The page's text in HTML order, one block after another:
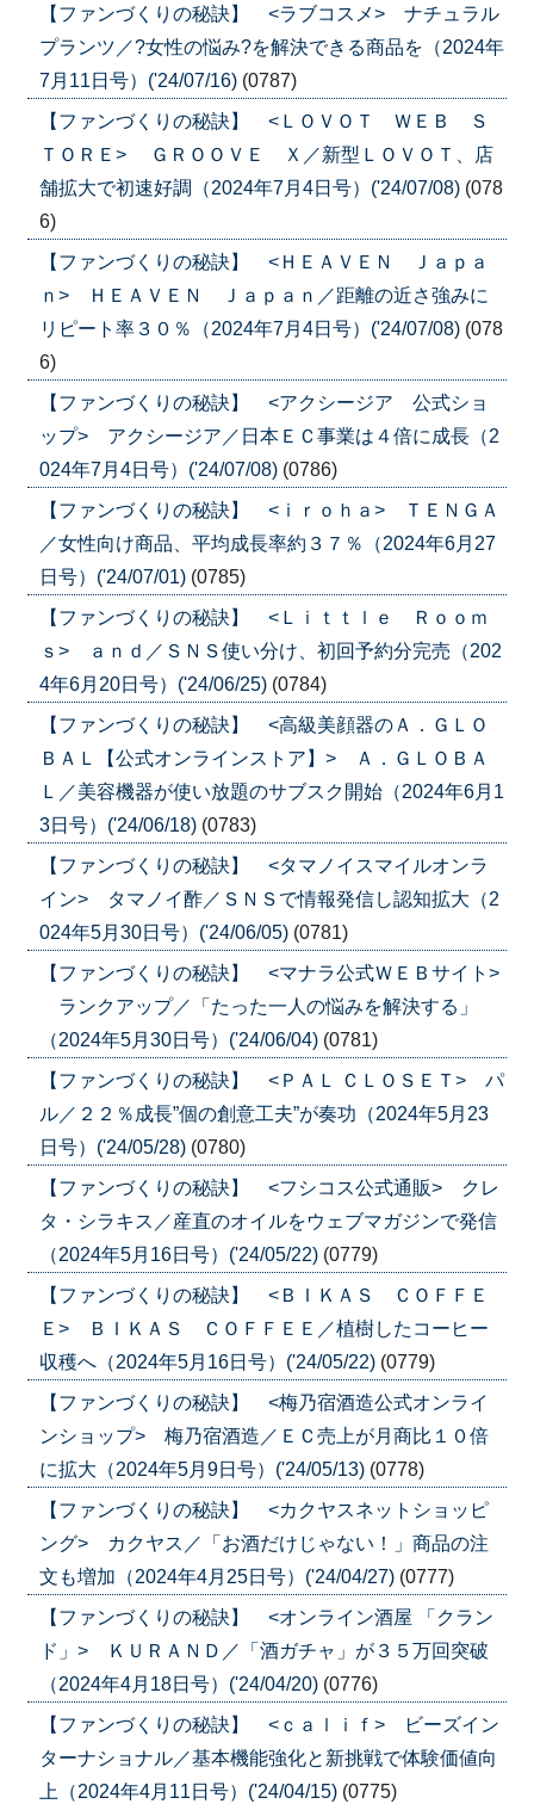
【ファンづくりの秘訣】 <ラブコスメ> ナチュラル
プランツ／?女性の悩み?を解決できる商品を（2024年
7月11日号）('24/07/16) (0787)
【ファンづくりの秘訣】 <ＬＯＶＯＴ ＷＥＢ Ｓ
ＴＯＲＥ> ＧＲＯＯＶＥ Ｘ／新型ＬＯＶＯＴ、店
舗拡大で初速好調（2024年7月4日号）('24/07/08) (078
6)
【ファンづくりの秘訣】 <ＨＥＡＶＥＮ Ｊａｐａ
ｎ> ＨＥＡＶＥＮ Ｊａｐａｎ／距離の近さ強みに
リピート率３０％（2024年7月4日号）('24/07/08) (078
6)
【ファンづくりの秘訣】 <アクシージア 公式ショ
ップ> アクシージア／日本ＥＣ事業は４倍に成長（2
024年7月4日号）('24/07/08) (0786)
【ファンづくりの秘訣】 <ｉｒｏｈａ> ＴＥＮＧＡ
／女性向け商品、平均成長率約３７％（2024年6月27
日号）('24/07/01) (0785)
【ファンづくりの秘訣】 <Ｌｉｔｔｌｅ Ｒｏｏｍ
ｓ> ａｎｄ／ＳＮＳ使い分け、初回予約分完売（202
4年6月20日号）('24/06/25) (0784)
【ファンづくりの秘訣】 <高級美顔器のＡ．ＧＬＯ
ＢＡＬ【公式オンラインストア】> Ａ．ＧＬＯＢＡ
Ｌ／美容機器が使い放題のサブスク開始（2024年6月1
3日号）('24/06/18) (0783)
【ファンづくりの秘訣】 <タマノイスマイルオンラ
イン> タマノイ酢／ＳＮＳで情報発信し認知拡大（2
024年5月30日号）('24/06/05) (0781)
【ファンづくりの秘訣】 <マナラ公式ＷＥＢサイト>
ランクアップ／「たった一人の悩みを解決する」
（2024年5月30日号）('24/06/04) (0781)
【ファンづくりの秘訣】 <ＰＡＬ ＣＬＯＳＥＴ> パ
ル／２２％成長”個の創意工夫”が奏功（2024年5月23
日号）('24/05/28) (0780)
【ファンづくりの秘訣】 <フシコス公式通販> クレ
タ・シラキス／産直のオイルをウェブマガジンで発信
（2024年5月16日号）('24/05/22) (0779)
【ファンづくりの秘訣】 <ＢＩＫＡＳ ＣＯＦＦＥ
Ｅ> ＢＩＫＡＳ ＣＯＦＦＥＥ／植樹したコーヒー
収穫へ（2024年5月16日号）('24/05/22) (0779)
【ファンづくりの秘訣】 <梅乃宿酒造公式オンライ
ンショップ> 梅乃宿酒造／ＥＣ売上が月商比１０倍
に拡大（2024年5月9日号）('24/05/13) (0778)
【ファンづくりの秘訣】 <カクヤスネットショッピ
ング> カクヤス／「お酒だけじゃない！」商品の注
文も増加（2024年4月25日号）('24/04/27) (0777)
【ファンづくりの秘訣】 <オンライン酒屋 「クラン
ド」> ＫＵＲＡＮＤ／「酒ガチャ」が３５万回突破
（2024年4月18日号）('24/04/20) (0776)
【ファンづくりの秘訣】 <ｃａｌｉｆ> ビーズイン
ターナショナル／基本機能強化と新挑戦で体験価値向
上（2024年4月11日号）('24/04/15) (0775)